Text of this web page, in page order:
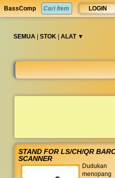
BassComp LOGIN
anti
lelet
SEMUA STOK ALAT ▼︎
STAND FOR LS/CH/QR
SCANNER